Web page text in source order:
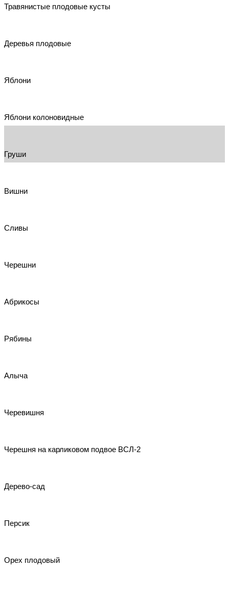
Травянистые плодовые кусты
Деревья плодовые
Яблони
Яблони колоновидные
Груши
Вишни
Сливы
Черешни
Абрикосы
Рябины
Алыча
Черевишня
Черешня на карликовом подвое ВСЛ-2
Дерево-сад
Персик
Орех плодовый